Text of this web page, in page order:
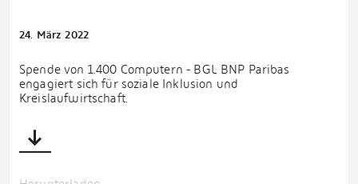
24. März 2022
Spende von 1.400 Computern - BGL BNP Paribas
engagiert sich für soziale Inklusion und
Kreislaufwirtschaft.